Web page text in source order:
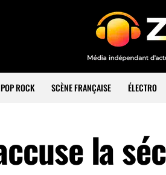
POP ROCK SCÈNE FRANÇAISE ÉLECTRO
la